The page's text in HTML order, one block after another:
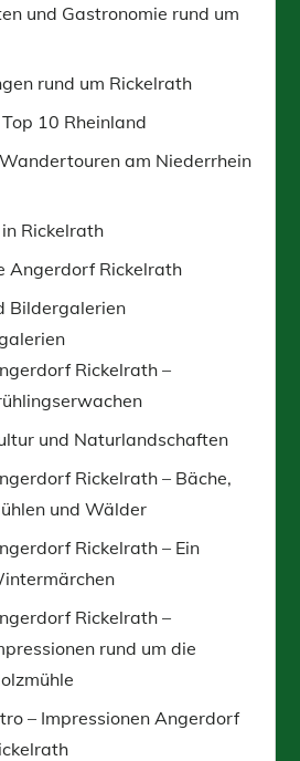
und Gastronomie rund um
rund um Rickelrath
10 Rheinland
am Niederrhein
Rickelrath
Angerdorf Rickelrath
Bildergalerien
Rickelrath –
und Naturlandschaften
Rickelrath – Bäche,
und Wälder
Rickelrath – Ein
Rickelrath –
rund um die
– Impressionen Angerdorf